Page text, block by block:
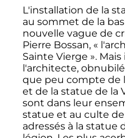
L'installation de la
au sommet de la
nouvelle vague de
Pierre Bossan, «
Sainte Vierge ».
l'architecte,
que peu compte de
et de la statue de la
sont dans leur
statue et au culte de
adressés à la statue